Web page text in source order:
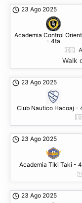
23 Ago 2025
Academia Control
- 4ta
Walk
23 Ago 2025
Club Nautico Hacoaj -
23 Ago 2025
Academia Tiki Taki -
23 Ago 2025